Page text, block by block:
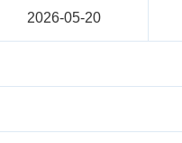
2026-05-20